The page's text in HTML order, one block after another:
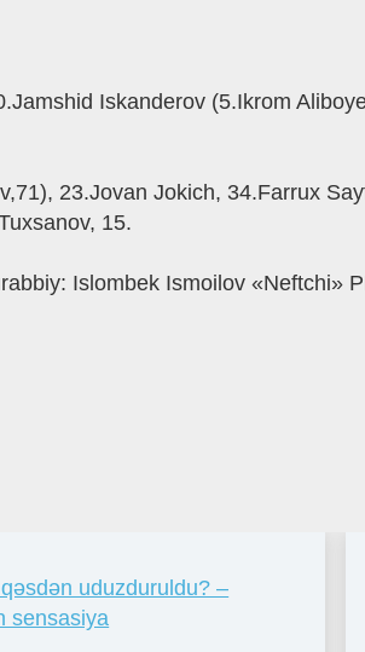
Iskanderov (5.Ikrom
23.Jovan Jokich, 34.Farrux
15.
Islombek Ismoilov «Neftchi»
qəsdən uduzduruldu? –
sensasiya